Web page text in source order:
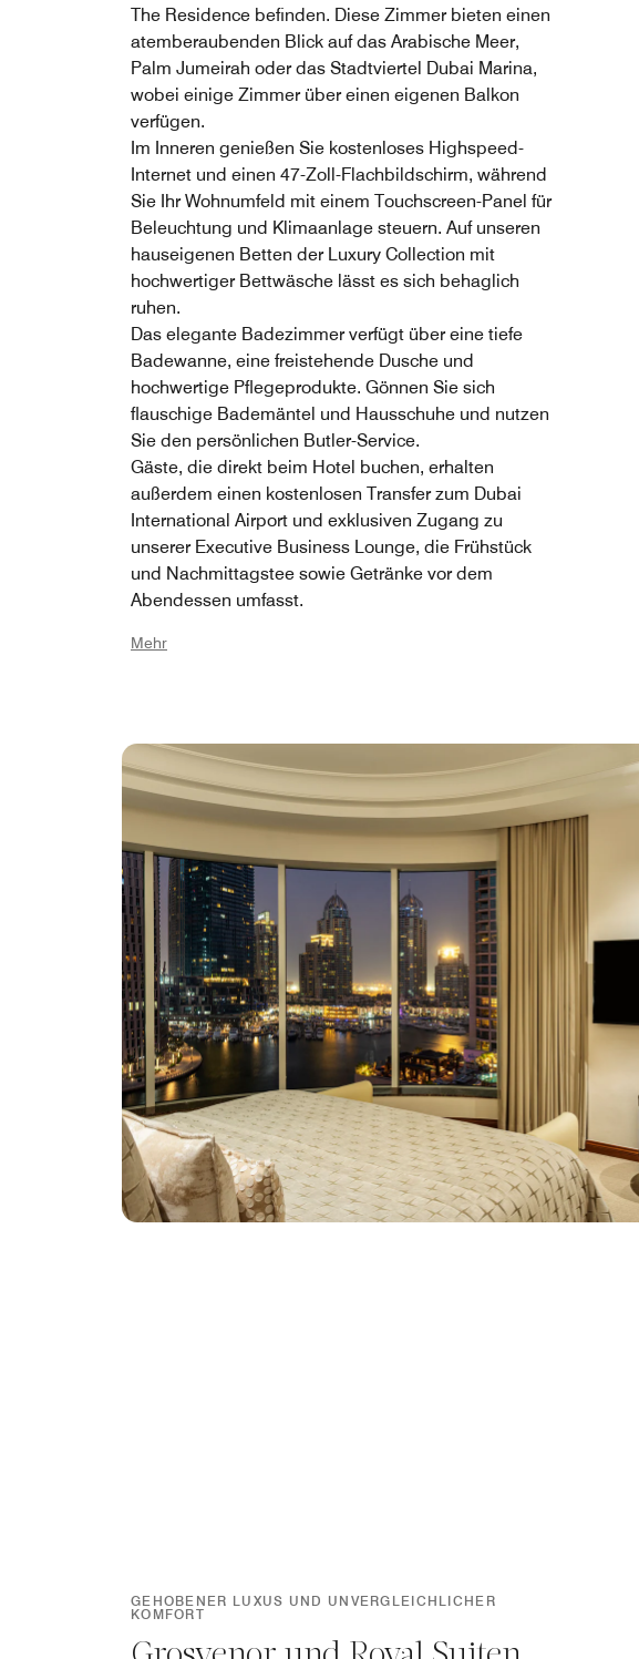
The Residence befinden. Diese Zimmer bieten einen
atemberaubenden Blick auf das Arabische Meer,
Palm Jumeirah oder das Stadtviertel Dubai Marina,
wobei einige Zimmer über einen eigenen Balkon
verfügen.
Im Inneren genießen Sie kostenloses Highspeed-
Internet und einen 47-Zoll-Flachbildschirm, während
Sie Ihr Wohnumfeld mit einem Touchscreen-Panel für
Beleuchtung und Klimaanlage steuern. Auf unseren
hauseigenen Betten der Luxury Collection mit
hochwertiger Bettwäsche lässt es sich behaglich
ruhen.
Das elegante Badezimmer verfügt über eine tiefe
Badewanne, eine freistehende Dusche und
hochwertige Pflegeprodukte. Gönnen Sie sich
flauschige Bademäntel und Hausschuhe und nutzen
Sie den persönlichen Butler-Service.
Gäste, die direkt beim Hotel buchen, erhalten
außerdem einen kostenlosen Transfer zum Dubai
International Airport und exklusiven Zugang zu
unserer Executive Business Lounge, die Frühstück
und Nachmittagstee sowie Getränke vor dem
Abendessen umfasst.
Mehr
GEHOBENER LUXUS UND UNVERGLEICHLICHER
KOMFORT